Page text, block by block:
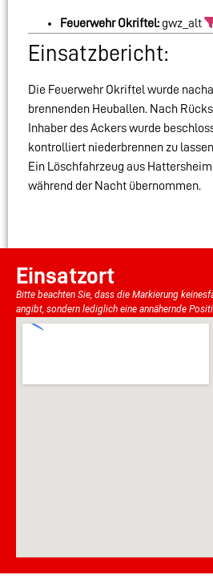
Feuerwehr Okriftel: gwz_alt
Einsatzbericht:
Die Feuerwehr Okriftel wurde
brennenden Heuballen. Nach
Inhaber des Ackers wurde
kontrolliert niederbrennen zu
Ein Löschfahrzeug aus
während der Nacht übernommen.
Einsatzort
Bitte beachten Sie, dass die Markierung
angibt, sondern lediglich eine annähernde